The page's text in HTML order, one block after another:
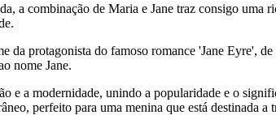
a combinação de Maria e Jane traz consigo uma
da protagonista do famoso romance 'Jane Eyre',
nome Jane.
e a modernidade, unindo a popularidade e o
perfeito para uma menina que está destinada